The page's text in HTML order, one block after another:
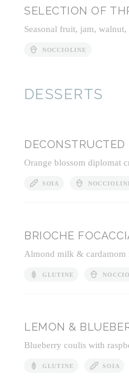
SELECTION OF
Seasonal fruit, jam, walnut,
NOCCIOLINE
DESSERTS
Orange blossom diplomat
SOIA
BRIOCHE
Almond milk & cardamom
GLUTINE
LEMON &
Blueberry coulis with
GLUTINE SOIA